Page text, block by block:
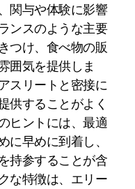
関与や体験に影響
ンスのような主要
つけ、食べ物の販
囲気を提供しま
スリートと密接に
供することがよく
ヒントには、最適
に早めに到着し、
持参することが含
な特徴は、エリー